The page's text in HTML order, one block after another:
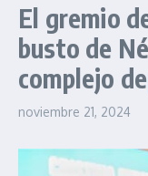
El gremio
busto de
complejo
noviembre 21, 2024